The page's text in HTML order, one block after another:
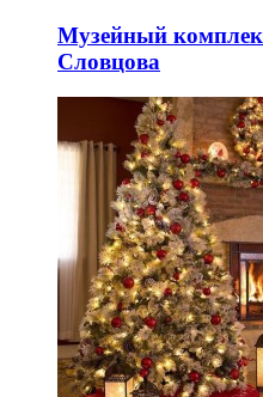
Музейный
Словцова